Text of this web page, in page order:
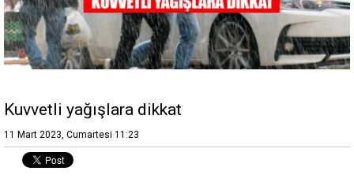
Kuvvetli yağışlara dikkat
11 Mart 2023, Cumartesi 11:23